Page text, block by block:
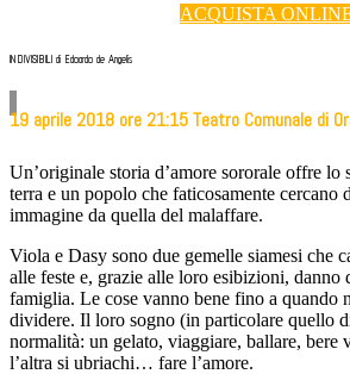
ACQUISTA
INDIVISIBILI di Edoardo de Angelis
19 aprile 2018 ore 21:15 Teatro Comunale di
Un’originale storia d’amore sororale offre lo
terra e un popolo che faticosamente cercano
immagine da quella del malaffare.
Viola e Dasy sono due gemelle siamesi che
alle feste e, grazie alle loro esibizioni, danno
famiglia. Le cose vanno bene fino a quando
dividere. Il loro sogno (in particolare quello
normalità: un gelato, viaggiare, ballare, bere
l’altra si ubriachi… fare l’amore.